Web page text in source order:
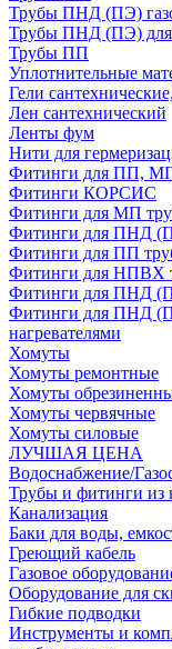
Трубы ПНД (ПЭ)
Трубы ПНД (ПЭ)
Трубы ПП
Уплотнительные
Гели
Лен сантехнический
Ленты фум
Нити для
Фитинги для ПП,
Фитинги КОРСИС
Фитинги для МП
Фитинги для ПНД
Фитинги для ПП
Фитинги для НПВХ
Фитинги для ПНД
Фитинги для ПНД
нагревателями
Хомуты
Хомуты ремонтные
Хомуты
Хомуты червячные
Хомуты силовые
ЛУЧШАЯ ЦЕНА
Водоснабжение/
Трубы и фитинги из
Канализация
Баки для воды,
Греющий кабель
Газовое
Оборудование для
Гибкие подводки
Инструменты и